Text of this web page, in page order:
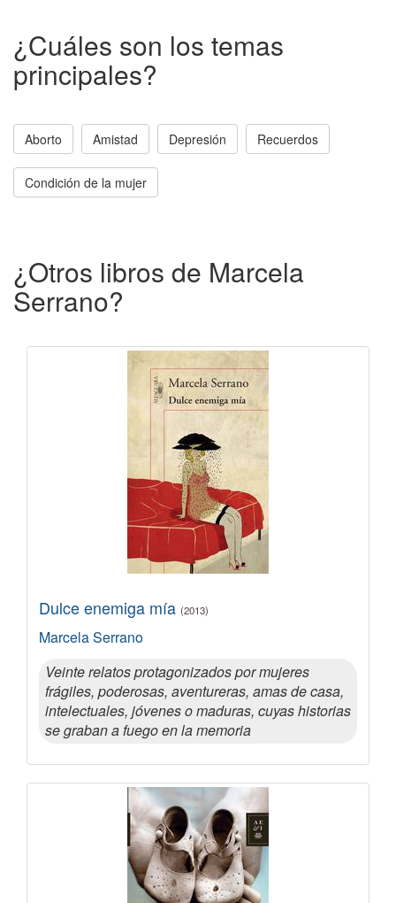
¿Cuáles son los temas
principales?
Aborto Amistad Depresión Recuerdos
Condición de la mujer
¿Otros libros de Marcela
Serrano?
Dulce enemiga mía (2013)
Marcela Serrano
Veinte relatos protagonizados por mujeres
frágiles, poderosas, aventureras, amas de casa,
intelectuales, jóvenes o maduras, cuyas historias
se graban a fuego en la memoria